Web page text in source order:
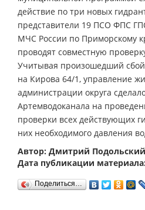
действие по три новых
представители 19 ПСО ФПС
МЧС России по Приморскому
проводят совместную
Учитывая произошедший
на Кирова 64/1, управление
администрации округа
Артемводоканала на
проверки всех действующих
них необходимого давления
Автор: Дмитрий Подольский
Дата публикации материала:
Поделиться…